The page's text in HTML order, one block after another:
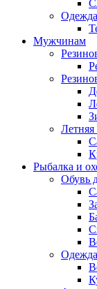
Мужчинам
Летняя
Рыбалка и
Обувь